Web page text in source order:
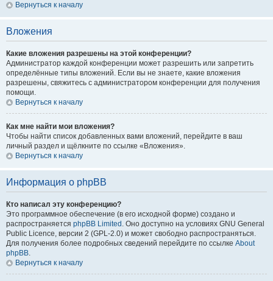
Вернуться к началу
Вложения
Какие вложения разрешены на этой конференции?
Администратор каждой конференции может разрешить или запретить
определённые типы вложений. Если вы не знаете, какие вложения
разрешены, свяжитесь с администратором конференции для получения
помощи.
Вернуться к началу
Как мне найти мои вложения?
Чтобы найти список добавленных вами вложений, перейдите в ваш
личный раздел и щёлкните по ссылке «Вложения».
Вернуться к началу
Информация о phpBB
Кто написал эту конференцию?
Это программное обеспечение (в его исходной форме) создано и
распространяется phpBB Limited . Оно доступно на условиях GNU General
Public Licence, версии 2 (GPL-2.0) и может свободно распространяться.
Для получения более подробных сведений перейдите по ссылке About
phpBB.
Вернуться к началу